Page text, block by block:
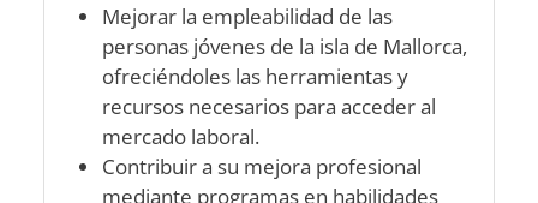
Mejorar la empleabilidad de las
personas jóvenes de la isla de Mallorca,
ofreciéndoles las herramientas y
recursos necesarios para acceder al
mercado laboral.
Contribuir a su mejora profesional
mediante programas en habilidades